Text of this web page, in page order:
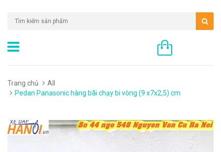
Trang chủ
All
Pedan Panasonic hàng bãi chạy bi vòng (9 x7x2,5) cm